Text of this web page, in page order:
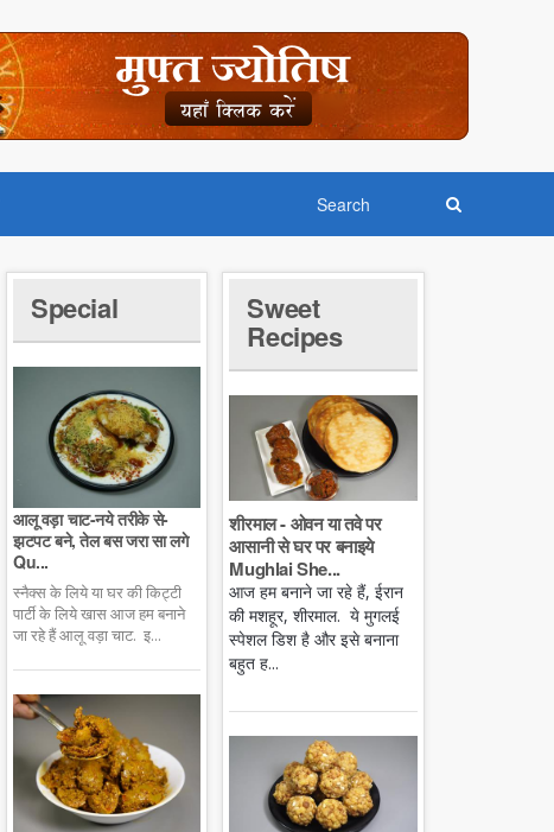
Special
आलू वड़ा चाट-नये तरीके से-
झटपट बने, तेल बस जरा सा लगे
Qu...
स्नैक्स के लिये या घर की किट्टी
पार्टी के लिये खास आज हम बनाने
जा रहे हैं आलू वड़ा चाट. इ...
Sweet
Recipes
शीरमाल - ओवन या तवे पर
आसानी से घर पर बनाइये
Mughlai She...
आज हम बनाने जा रहे हैं, ईरान
की मशहूर, शीरमाल. ये मुगलई
स्पेशल डिश है और इसे बनाना
बहुत ह...